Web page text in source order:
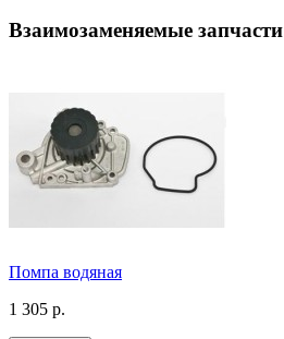
Взаимозаменяемые запчасти
Помпа водяная
1 305 р.